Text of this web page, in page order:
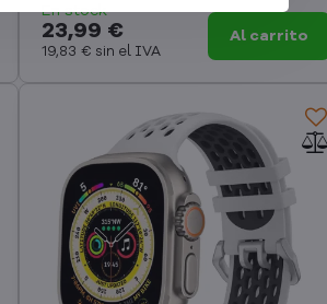
En stock
23,99 €
19,83 € sin el IVA
Al carrito